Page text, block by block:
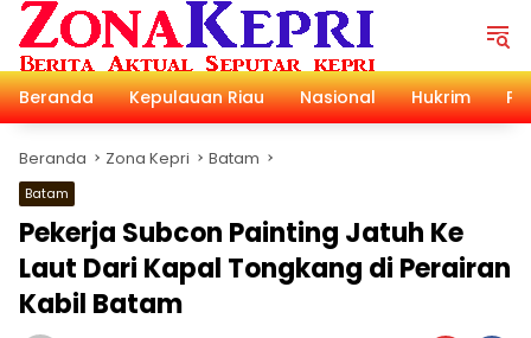
Langsung
konten
Beranda
Kepulauan Riau Nasional Hukrim
Beranda Zona Kepri Batam
Batam
Pekerja Subcon Painting Jatuh Ke
Laut Dari Kapal Tongkang di Perairan
Kabil Batam